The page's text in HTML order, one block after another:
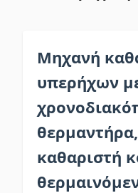
Μηχανή
υπερήχων
καθαριστή